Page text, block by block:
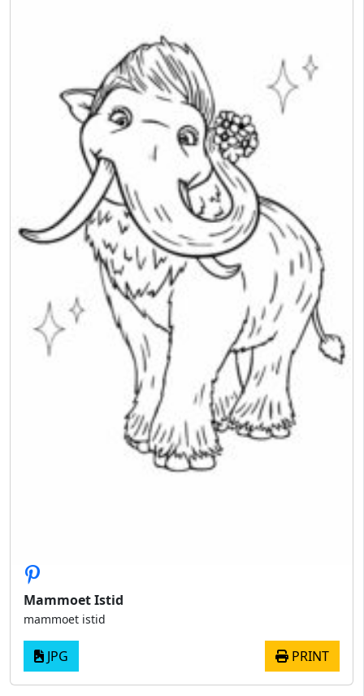
Mammoet Istid
mammoet istid
JPG PRINT